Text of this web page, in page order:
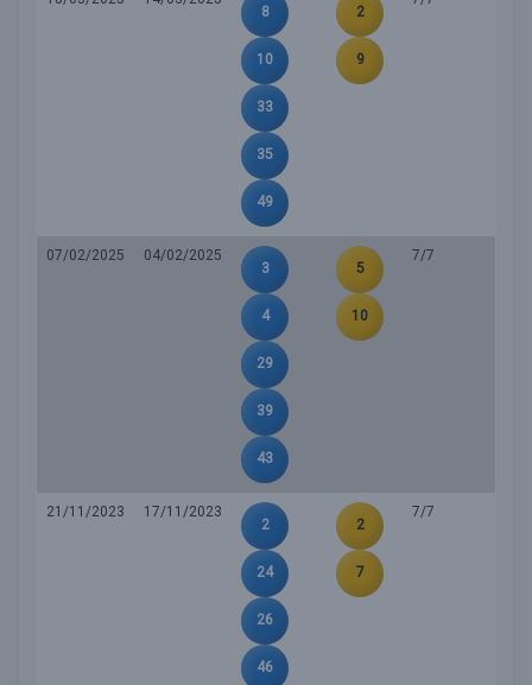
8
10
33
35
49
2
9
07/02/2025
04/02/2025
3
4
29
39
43
5
10
7/7
21/11/2023
17/11/2023
2
24
26
46
2
7
7/7